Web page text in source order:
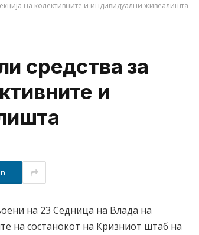
на колективните и индивидуални живеалишта
средства за
и
на 23 Седница на Влада на
на состанокот на Кризниот штаб на